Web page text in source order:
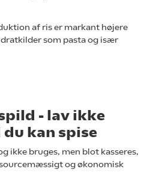
af ris er markant højere
som pasta og især
- lav ikke
kan spise
ikke bruges, men blot kasseres,
og økonomisk